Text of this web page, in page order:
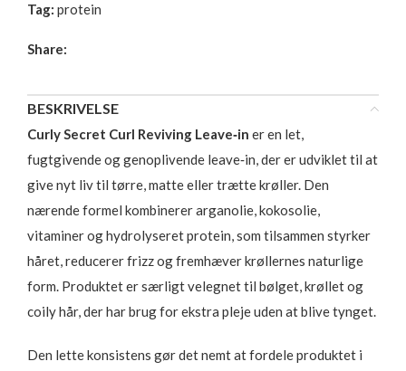
Tag: protein
Share:
BESKRIVELSE
Curly Secret Curl Reviving Leave‑in er en let,
fugtgivende og genoplivende leave‑in, der er udviklet til at
give nyt liv til tørre, matte eller trætte krøller. Den
nærende formel kombinerer arganolie, kokosolie,
vitaminer og hydrolyseret protein, som tilsammen styrker
håret, reducerer frizz og fremhæver krøllernes naturlige
form. Produktet er særligt velegnet til bølget, krøllet og
coily hår, der har brug for ekstra pleje uden at blive tynget.
Den lette konsistens gør det nemt at fordele produktet i